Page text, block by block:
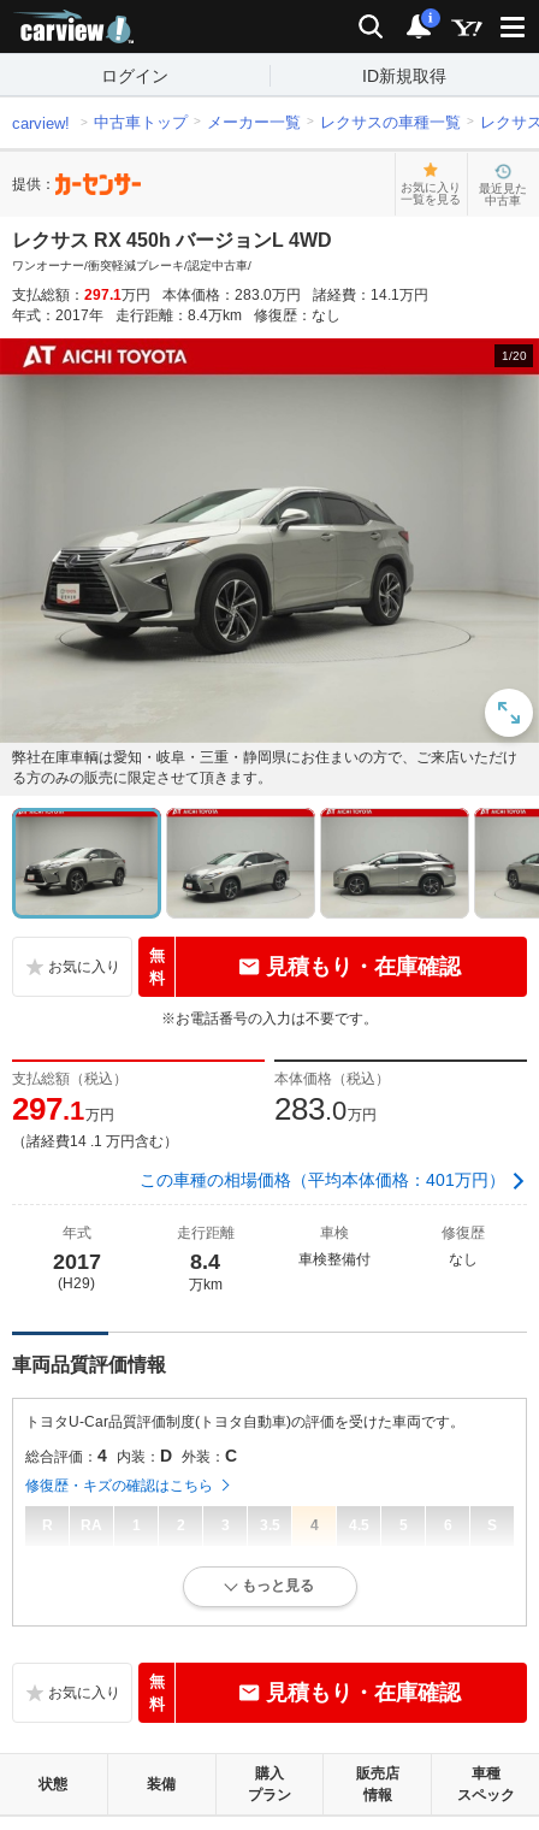
検索 通知
i
ログイン ID新規取得
carview! 中古車トップ メーカー一覧 レクサスの車種一覧 レクサ
提供：
お気に入り
一覧を見る
最近見た
中古車
レクサス RX 450h バージョンL 4WD
ワンオーナー/衝突軽減ブレーキ/認定中古車/
支払総額： 297.1万円 本体価格： 283.0万円 諸経費： 14.1万円
年式： 2017年 走行距離： 8.4万km 修復歴： なし
1/20
弊社在庫車輌は愛知・岐阜・三重・静岡県にお住まいの方で、ご来店いただけ
る方のみの販売に限定させて頂きます。
無
料
見積もり・在庫確認
※お電話番号の入力は不要です。
支払総額（税込）
297.1万円
（諸経費14 .1 万円含む）
本体価格（税込）
283.0万円
この車種の相場価格（平均本体価格：401万円）
年式
2017
(H29)
走行距離
8.4
万km
車検
車検整備付
修復歴
なし
車両品質評価情報
トヨタU-Car品質評価制度(トヨタ自動車)の評価を受けた車両です。
総合評価： 4 内装： D 外装： C
修復歴・キズの確認はこちら
R RA 1 2 3 3.5 4 4.5 5 6 S
キズ、へこみが少なく、全体的に良好な状態です。
気になる使用感やいたみが複数あります。
この中古車の「車両品質評価書」を見る
もっと見る
無
料
見積もり・在庫確認
状態 装備
購入
プラン
販売店
情報
車種
スペック